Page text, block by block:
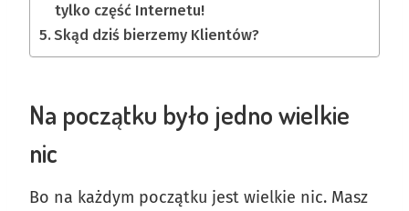
tylko część Internetu!
Skąd dziś bierzemy Klientów?
Na początku było jedno wielkie
nic
Bo na każdym początku jest wielkie nic. Masz